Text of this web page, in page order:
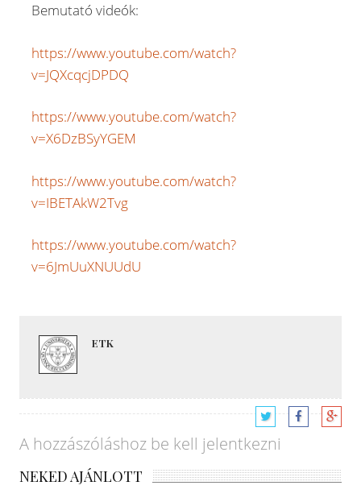
Bemutató videók:
https://www.youtube.com/watch?
v=JQXcqcjDPDQ
https://www.youtube.com/watch?
v=X6DzBSyYGEM
https://www.youtube.com/watch?
v=IBETAkW2Tvg
https://www.youtube.com/watch?
v=6JmUuXNUUdU
ETK
A hozzászóláshoz be kell jelentkezni
NEKED AJÁNLOTT